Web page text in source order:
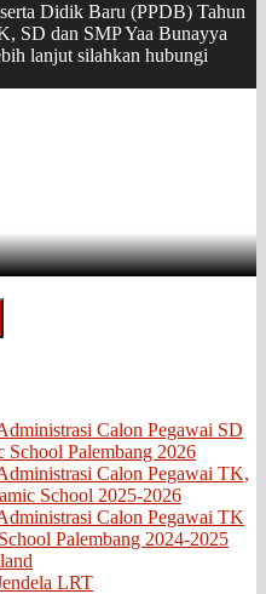
Didik Baru (PPDB) Tahun
SD dan SMP Yaa Bunayya
lanjut silahkan hubungi
Calon Pegawai SD
Palembang 2026
Calon Pegawai TK,
School 2025-2026
Calon Pegawai TK
Palembang 2024-2025
LRT